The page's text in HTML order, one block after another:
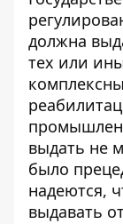
должна
тех или
выдать не
было
надеются,
выдавать